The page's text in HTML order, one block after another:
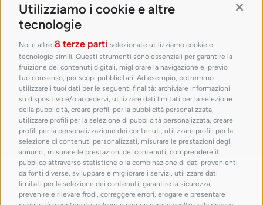
Utilizziamo i cookie e altre
tecnologie
Noi e altre 8 terze parti selezionate utilizziamo cookie e
tecnologie simili. Questi strumenti sono essenziali per garantire la
fruizione dei contenuti digitali, migliorare la navigazione e, previo
tuo consenso, per scopi pubblicitari. Ad esempio, potremmo
utilizzare i tuoi dati per le seguenti finalità: archiviare informazioni
su dispositivo e/o accedervi, utilizzare dati limitati per la selezione
della pubblicità, creare profili per la pubblicità personalizzata,
utilizzare profili per la selezione di pubblicità personalizzata, creare
profili per la personalizzazione dei contenuti, utilizzare profili per la
selezione di contenuti personalizzati, misurare le prestazioni degli
annunci, misurare le prestazioni dei contenuti, comprendere il
pubblico attraverso statistiche o la combinazione di dati provenienti
da fonti diverse, sviluppare e migliorare i servizi, utilizzare dati
limitati per la selezione dei contenuti, garantire la sicurezza,
prevenire e rilevare frodi, correggere errori, erogare e presentare
con il patrocinio di